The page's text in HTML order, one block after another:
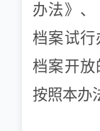
办法》、
档案试行
档案开放
按照本办